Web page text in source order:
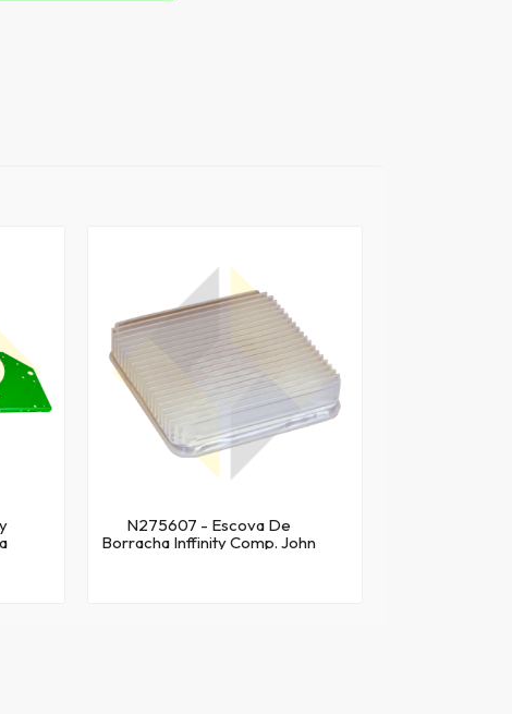
N275607 - Escova De
Borracha Inffinity Comp. John